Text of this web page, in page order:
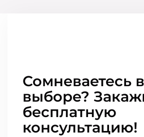
Сомневаетесь в
выборе?
бесплатную
консультацию!